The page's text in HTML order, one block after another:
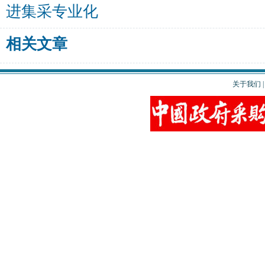
进集采专业化
相关文章
关于我们